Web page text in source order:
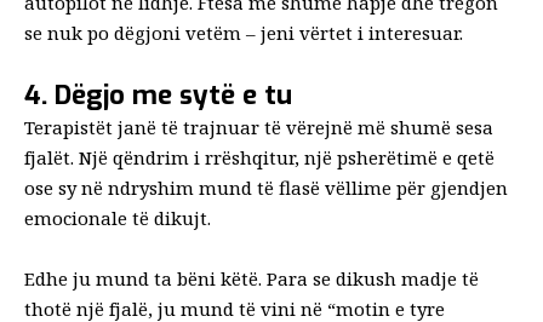
se nuk po dëgjoni vetëm – jeni vërtet i interesuar.
4. Dëgjo me sytë e tu
Terapistët janë të trajnuar të vërejnë më shumë sesa
fjalët. Një qëndrim i rrëshqitur, një psherëtimë e qetë
ose sy në ndryshim mund të flasë vëllime për gjendjen
emocionale të dikujt.
Edhe ju mund ta bëni këtë. Para se dikush madje të
thotë një fjalë, ju mund të vini në “motin e tyre